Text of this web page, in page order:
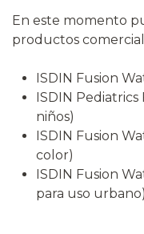
En este momento
productos
ISDIN Fusion
ISDIN
niños)
ISDIN Fusion
color)
ISDIN Fusion
para uso urbano)